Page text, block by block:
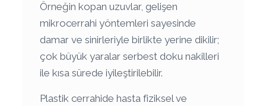
Örneğin kopan uzuvlar, gelişen
mikrocerrahi yöntemleri sayesinde
damar ve sinirleriyle birlikte yerine dikilir;
çok büyük yaralar serbest doku nakilleri
ile kısa sürede iyileştirilebilir.
Plastik cerrahide hasta fiziksel ve